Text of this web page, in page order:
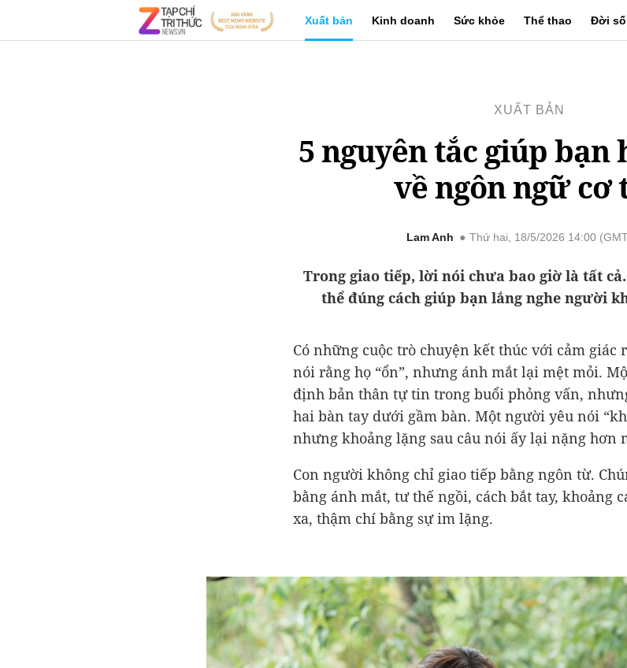
Xuất bản Kinh doanh Sức khỏe Thể thao Đời
XUẤT BẢN
5 nguyên tắc giúp bạn
về ngôn ngữ cơ
Lam Anh Thứ hai, 18/5/2026 14:00
Trong giao tiếp, lời nói chưa bao giờ là tất
thể đúng cách giúp bạn lắng nghe người
Có những cuộc trò chuyện kết thúc với cảm
nói rằng họ “ổn”, nhưng ánh mắt lại mệt mỏi.
định bản thân tự tin trong buổi phỏng vấn,
hai bàn tay dưới gầm bàn. Một người yêu nói
nhưng khoảng lặng sau câu nói ấy lại nặng hơn
Con người không chỉ giao tiếp bằng ngôn từ.
bằng ánh mắt, tư thế ngồi, cách bắt tay, khoảng
xa, thậm chí bằng sự im lặng.